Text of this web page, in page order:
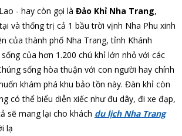
- hay còn gọi là Đảo Khỉ Nha Trang,
và thống trị cả 1 bầu trời vịnh Nha Phu xinh
của thành phố Nha Trang, tỉnh Khánh
của hơn 1.200 chú khỉ lớn nhỏ với các
sống hòa thuận với con người hay chính
khám phá khu bảo tồn này. Đàn khỉ còn
có thể biểu diễn xiếc như đu dây, đi xe đạp,
sẽ mang lại cho khách du lịch Nha Trang
lạ